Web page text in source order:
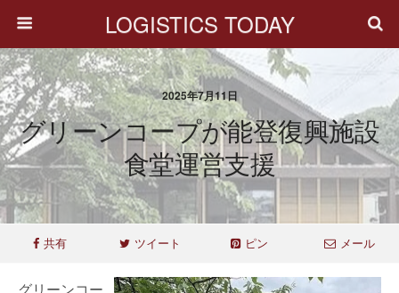
LOGISTICS TODAY
2025年7月11日
グリーンコープが能登復興施設
食堂運営支援
共有 ツイート ピン メール